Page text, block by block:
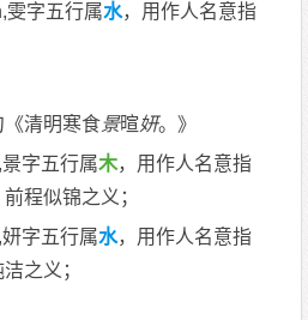
雯字五行属水，用作人名意指
清明寒食景暄妍。》
字五行属木，用作人名意指
程似锦之义；
字五行属水，用作人名意指
之义；